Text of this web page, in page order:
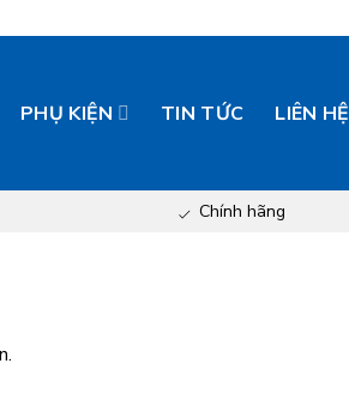
PHỤ KIỆN TIN TỨC LIÊN HỆ
Chính hãng